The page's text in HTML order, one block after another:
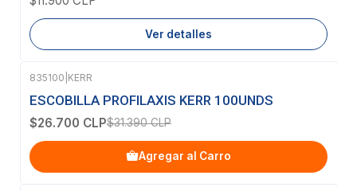
Ver detalles
-15%OFF
835100 KERR
ESCOBILLA PROFILAXIS KERR 100UNDS
$26.700 CLP$31.390 CLP
Agregar al Carro